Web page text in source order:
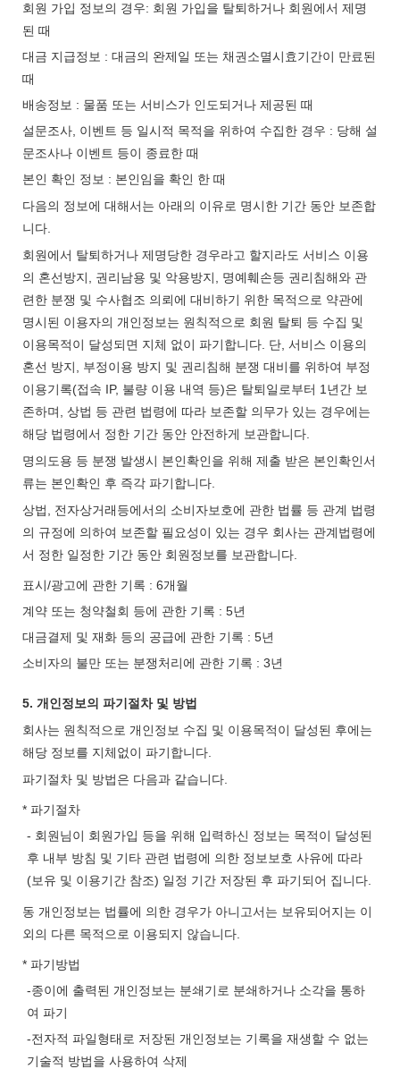
회원 가입 정보의 경우: 회원 가입을 탈퇴하거나 회원에서 제명
된 때
대금 지급정보 : 대금의 완제일 또는 채권소멸시효기간이 만료된
때
배송정보 : 물품 또는 서비스가 인도되거나 제공된 때
설문조사, 이벤트 등 일시적 목적을 위하여 수집한 경우 : 당해 설
문조사나 이벤트 등이 종료한 때
본인 확인 정보 : 본인임을 확인 한 때
다음의 정보에 대해서는 아래의 이유로 명시한 기간 동안 보존합
니다.
회원에서 탈퇴하거나 제명당한 경우라고 할지라도 서비스 이용
의 혼선방지, 권리남용 및 악용방지, 명예훼손등 권리침해와 관
련한 분쟁 및 수사협조 의뢰에 대비하기 위한 목적으로 약관에
명시된 이용자의 개인정보는 원칙적으로 회원 탈퇴 등 수집 및
이용목적이 달성되면 지체 없이 파기합니다. 단, 서비스 이용의
혼선 방지, 부정이용 방지 및 권리침해 분쟁 대비를 위하여 부정
이용기록(접속 IP, 불량 이용 내역 등)은 탈퇴일로부터 1년간 보
존하며, 상법 등 관련 법령에 따라 보존할 의무가 있는 경우에는
해당 법령에서 정한 기간 동안 안전하게 보관합니다.
명의도용 등 분쟁 발생시 본인확인을 위해 제출 받은 본인확인서
류는 본인확인 후 즉각 파기합니다.
상법, 전자상거래등에서의 소비자보호에 관한 법률 등 관계 법령
의 규정에 의하여 보존할 필요성이 있는 경우 회사는 관계법령에
서 정한 일정한 기간 동안 회원정보를 보관합니다.
표시/광고에 관한 기록 : 6개월
계약 또는 청약철회 등에 관한 기록 : 5년
대금결제 및 재화 등의 공급에 관한 기록 : 5년
소비자의 불만 또는 분쟁처리에 관한 기록 : 3년
5. 개인정보의 파기절차 및 방법
회사는 원칙적으로 개인정보 수집 및 이용목적이 달성된 후에는
해당 정보를 지체없이 파기합니다.
파기절차 및 방법은 다음과 같습니다.
* 파기절차
- 회원님이 회원가입 등을 위해 입력하신 정보는 목적이 달성된
후 내부 방침 및 기타 관련 법령에 의한 정보보호 사유에 따라
(보유 및 이용기간 참조) 일정 기간 저장된 후 파기되어 집니다.
동 개인정보는 법률에 의한 경우가 아니고서는 보유되어지는 이
외의 다른 목적으로 이용되지 않습니다.
* 파기방법
-종이에 출력된 개인정보는 분쇄기로 분쇄하거나 소각을 통하
여 파기
-전자적 파일형태로 저장된 개인정보는 기록을 재생할 수 없는
기술적 방법을 사용하여 삭제